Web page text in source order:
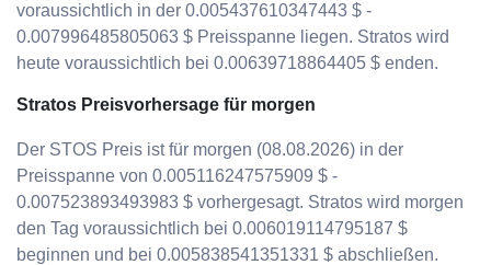
voraussichtlich in der 0.005437610347443 $ -
0.007996485805063 $ Preisspanne liegen. Stratos wird
heute voraussichtlich bei 0.00639718864405 $ enden.
Stratos Preisvorhersage für morgen
Der STOS Preis ist für morgen (08.08.2026) in der
Preisspanne von 0.005116247575909 $ -
0.007523893493983 $ vorhergesagt. Stratos wird morgen
den Tag voraussichtlich bei 0.006019114795187 $
beginnen und bei 0.005838541351331 $ abschließen.